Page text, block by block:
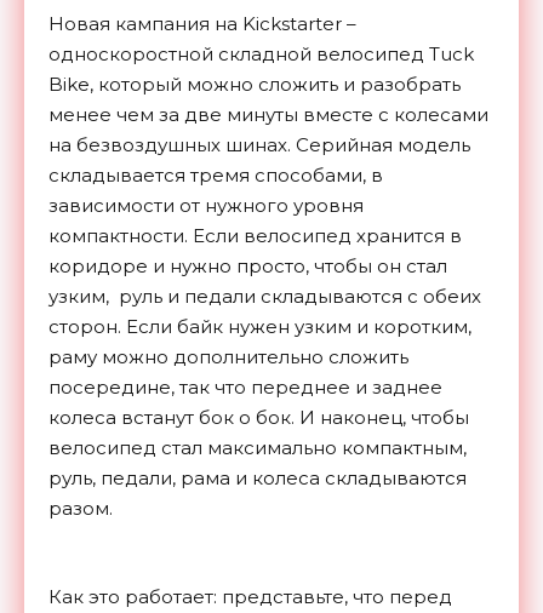
Новая кампания на Kickstarter –
односкоростной складной велосипед Tuck
Bike, который можно сложить и разобрать
менее чем за две минуты вместе с колесами
на безвоздушных шинах. Серийная модель
складывается тремя способами, в
зависимости от нужного уровня
компактности. Если велосипед хранится в
коридоре и нужно просто, чтобы он стал
узким, руль и педали складываются с обеих
сторон. Если байк нужен узким и коротким,
раму можно дополнительно сложить
посередине, так что переднее и заднее
колеса встанут бок о бок. И наконец, чтобы
велосипед стал максимально компактным,
руль, педали, рама и колеса складываются
разом.
Как это работает: представьте, что перед